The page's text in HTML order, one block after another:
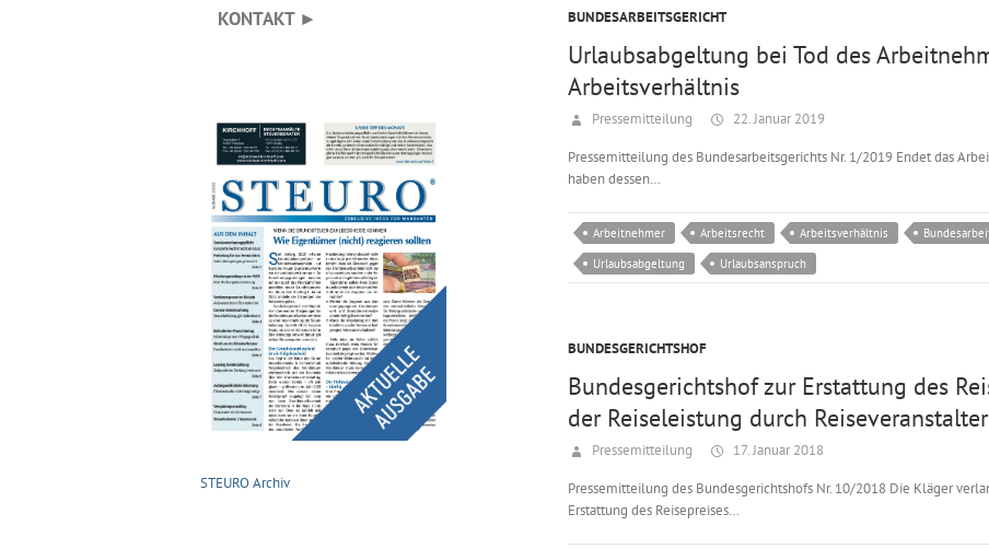
BUNDESARBEITSGERICHT
Urlaubsabgeltung bei Tod des
Arbeitsverhältnis
Pressemitteilung 22. Januar 2019
Pressemitteilung des Bundesarbeitsgerichts Nr. 1/2019 Endet das
haben dessen…
Arbeitnehmer Arbeitsrecht Arbeitsverhältnis
Urlaubsabgeltung
Urlaubsanspruch
BUNDESGERICHTSHOF
Bundesgerichtshof zur Erstattung des
der Reiseleistung durch Reiseveranstalter
Pressemitteilung 17. Januar 2018
Pressemitteilung des Bundesgerichtshofs Nr. 10/2018 Die Kläger
Erstattung des Reisepreises…
KONTAKT ►
STEURO Archiv